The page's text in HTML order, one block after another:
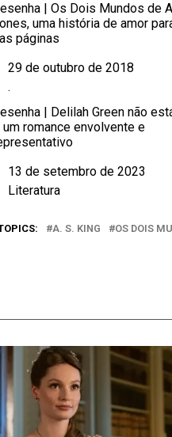
| Os Dois Mundos de
uma história de amor
páginas
Data
29 de outubro de 2018
Em relação a
.
| Delilah Green não
um romance envolvente e
Data13 de setembro de 2023
Em relação a
Literatura
A. S. KING OS DOIS